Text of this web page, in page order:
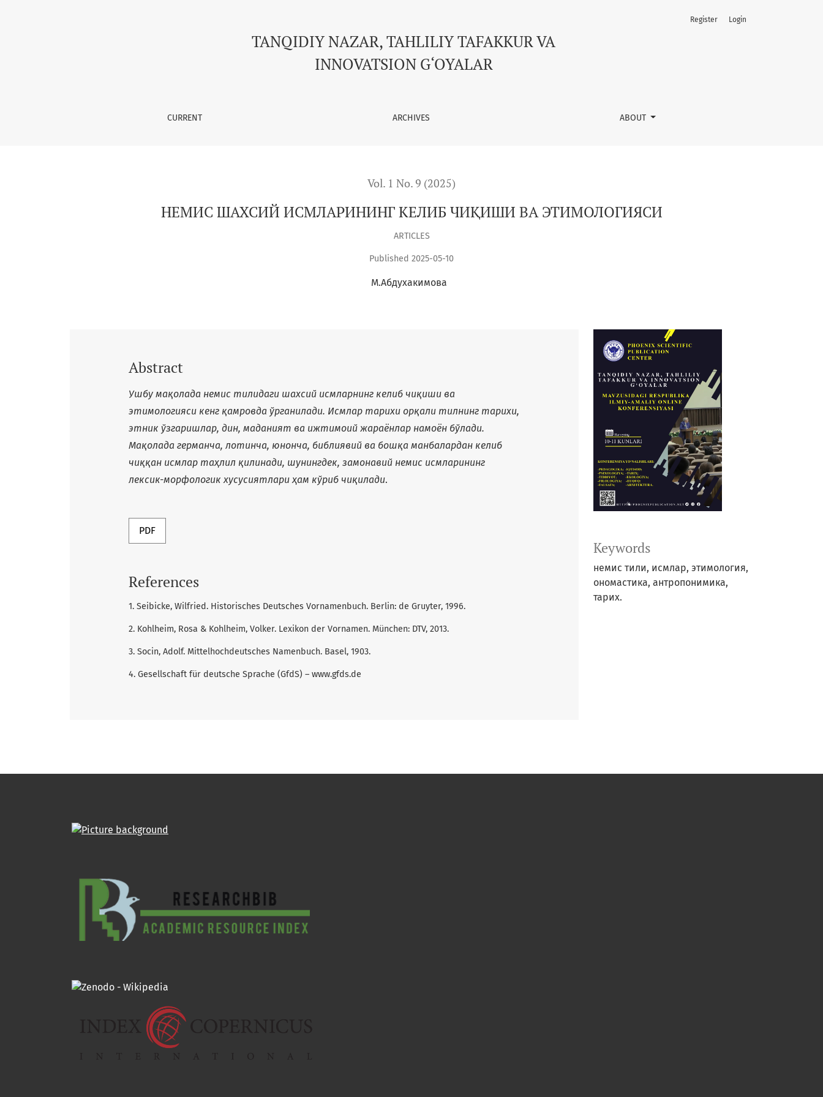
TANQIDIY NAZAR, TAHLILIY TAFAKKUR VA
INNOVATSION G‘OYALAR
CURRENT ARCHIVES ABOUT
Register Login
Vol. 1 No. 9 (2025)
НЕМИС ШАХСИЙ ИСМЛАРИНИНГ КЕЛИБ ЧИҚИШИ ВА ЭТИМОЛОГИЯСИ
ARTICLES
Published 2025-05-10
М.Абдухакимова
Keywords
немис тили, исмлар, этимология,
ономастика, антропонимика,
тарих.
Abstract
Ушбу мақолада немис тилидаги шахсий исмларнинг келиб чиқиши ва
этимологияси кенг қамровда ўрганилади. Исмлар тарихи орқали тилнинг тарихи,
этник ўзгаришлар, дин, маданият ва ижтимоий жараёнлар намоён бўлади.
Мақолада германча, лотинча, юнонча, библиявий ва бошқа манбалардан келиб
чиққан исмлар таҳлил қилинади, шунингдек, замонавий немис исмларининг
лексик-морфологик хусусиятлари ҳам кўриб чиқилади.
PDF
References
1. Seibicke, Wilfried. Historisches Deutsches Vornamenbuch. Berlin: de Gruyter, 1996.
2. Kohlheim, Rosa & Kohlheim, Volker. Lexikon der Vornamen. München: DTV, 2013.
3. Socin, Adolf. Mittelhochdeutsches Namenbuch. Basel, 1903.
4. Gesellschaft für deutsche Sprache (GfdS) – www.gfds.de